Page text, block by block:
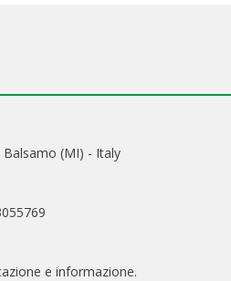
Balsamo (MI) - Italy
e informazione.